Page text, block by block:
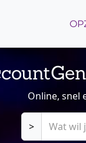
Online, snel
>